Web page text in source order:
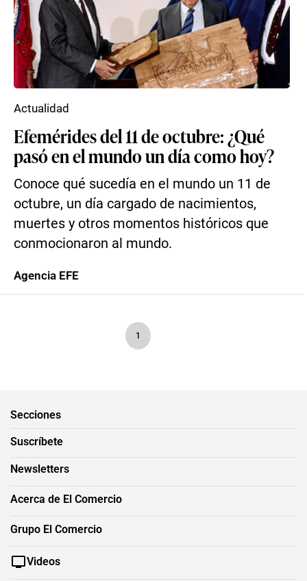
Efemérides del 11 de octubre: ¿Qué
pasó en el mundo un día como hoy?
Conoce qué sucedía en el mundo un 11 de
octubre, un día cargado de nacimientos,
muertes y otros momentos históricos que
conmocionaron al mundo.
Actualidad
Agencia EFE
1
Secciones
Suscríbete
Newsletters
Acerca de El Comercio
Grupo El Comercio
Videos